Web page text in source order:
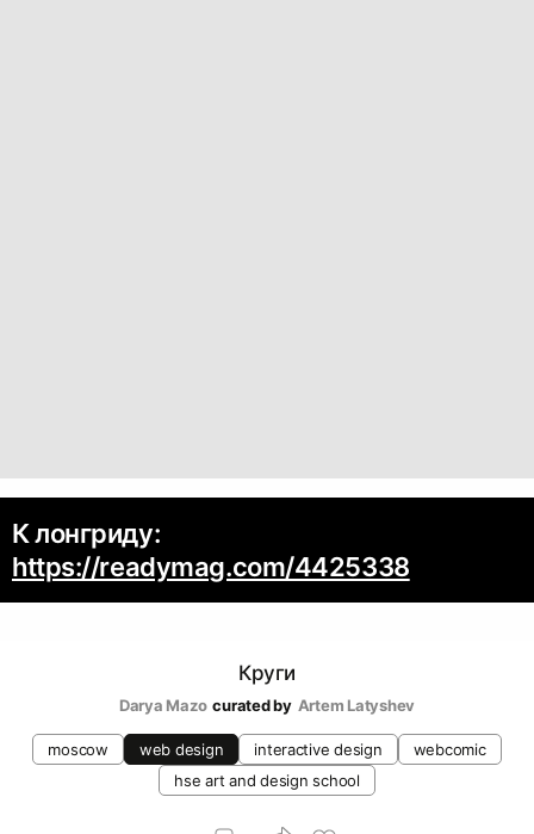
К лонгриду:
https://readymag.com/4425338
Круги
Darya Mazo curated by Artem Latyshev
moscow web design interactive design
webcomic
hse art and design school